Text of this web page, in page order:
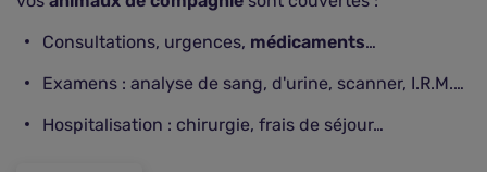
Consultations, urgences, médicaments…
Examens : analyse de sang, d'urine, scanner, I.R.M.…
Hospitalisation : chirurgie, frais de séjour…